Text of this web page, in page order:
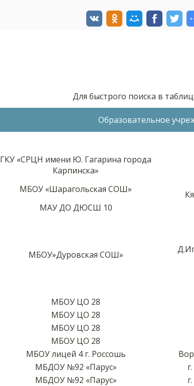
Для быстрого поиска в
Образовательное
ГКУ «СРЦН имени Ю. Гагарина города
Карпинска»
МБОУ «Шарагольская СОШ»
МАУ ДО ДЮСШ 10
МБОУ»Дуровская СОШ»
МБОУ ЦО 28
МБОУ ЦО 28
МБОУ ЦО 28
МБОУ ЦО 28
МБОУ лицей 4 г. Россошь
МБДОУ №92 «Парус»
МБДОУ №92 «Парус»